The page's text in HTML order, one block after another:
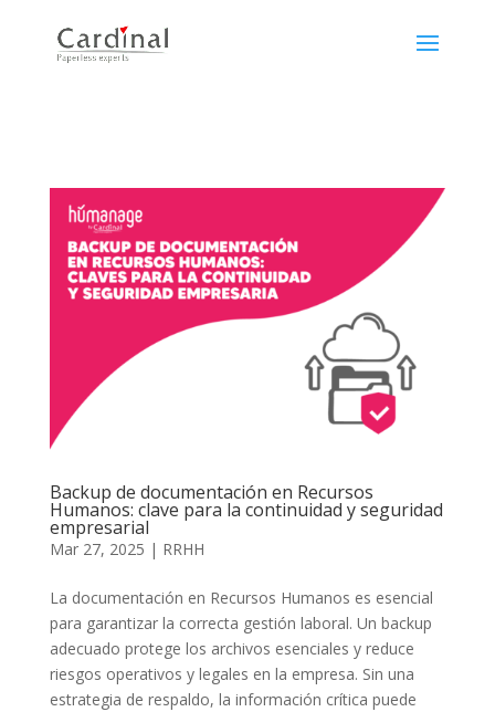
Backup de documentación en Recursos
Humanos: clave para la continuidad y seguridad
empresarial
Mar 27, 2025 | RRHH
La documentación en Recursos Humanos es esencial
para garantizar la correcta gestión laboral. Un backup
adecuado protege los archivos esenciales y reduce
riesgos operativos y legales en la empresa. Sin una
estrategia de respaldo, la información crítica puede